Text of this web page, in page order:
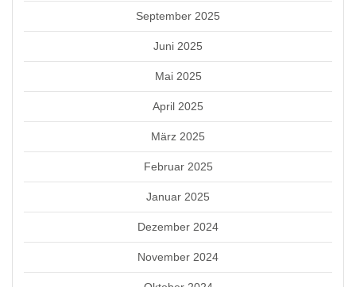
September 2025
Juni 2025
Mai 2025
April 2025
März 2025
Februar 2025
Januar 2025
Dezember 2024
November 2024